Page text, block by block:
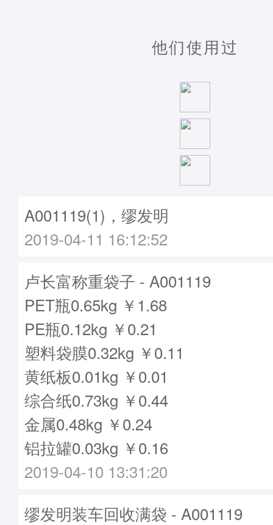
他们使用过
A001119(1)，缪发明
2019-04-11 16:12:52
卢长富称重袋子 - A001119
PET瓶0.65kg ￥1.68
PE瓶0.12kg ￥0.21
塑料袋膜0.32kg ￥0.11
黄纸板0.01kg ￥0.01
综合纸0.73kg ￥0.44
金属0.48kg ￥0.24
铝拉罐0.03kg ￥0.16
2019-04-10 13:31:20
缪发明装车回收满袋 - A001119